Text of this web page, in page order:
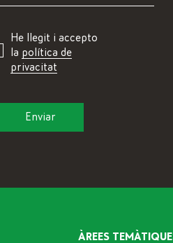
He llegit i accepto
la política de
privacitat
ÀREES